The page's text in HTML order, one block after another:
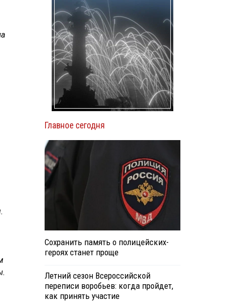
Главное сегодня
Сохранить память о полицейских-
героях станет проще
Летний сезон Всероссийской
переписи воробьев: когда пройдет,
как принять участие